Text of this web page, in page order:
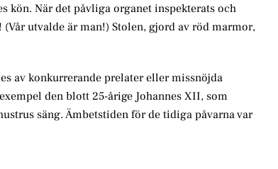
kön. När det påvliga organet inspekterats och
(Vår utvalde är man!) Stolen, gjord av röd marmor,
av konkurrerande prelater eller missnöjda
den blott 25-årige Johannes XII, som
säng. Ämbetstiden för de tidiga påvarna var